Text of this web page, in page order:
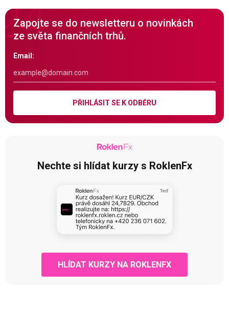
Zapojte se do newsletteru o novinkách
ze světa finančních trhů.
Email:
PŘIHLÁSIT SE K ODBĚRU
Nechte si hlídat kurzy s RoklenFx
HLÍDAT KURZY NA ROKLENFX